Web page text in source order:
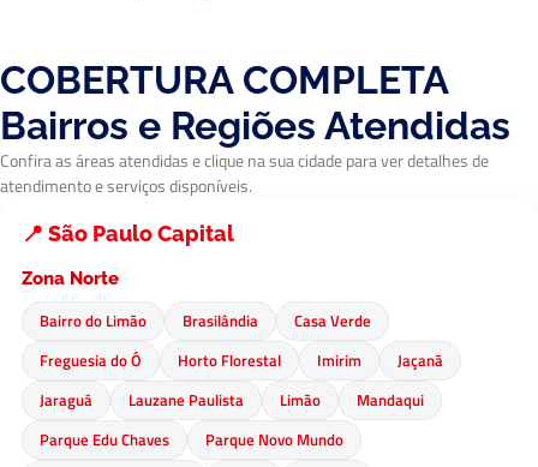
COBERTURA COMPLETA
Bairros e Regiões Atendidas
Confira as áreas atendidas e clique na sua cidade para ver detalhes de
atendimento e serviços disponíveis.
📍 São Paulo Capital
Zona Norte
Bairro do Limão Brasilândia
Casa Verde
Freguesia do Ó
Horto Florestal Imirim
Jaçanã
Jaraguá
Lauzane Paulista Limão
Mandaqui
Parque Edu Chaves
Parque Novo Mundo